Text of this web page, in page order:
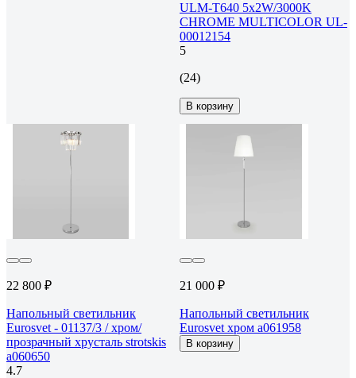
ULM-T640 5x2W/3000K
CHROME MULTICOLOR UL-
00012154
5
(24)
В корзину
22 800 ₽
Напольный светильник
Eurosvet - 01137/3 / хром/
прозрачный хрусталь strotskis
a060650
4.7
21 000 ₽
Напольный светильник
Eurosvet хром a061958
В корзину